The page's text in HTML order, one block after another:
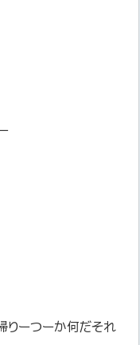
りーつーか何だそれ